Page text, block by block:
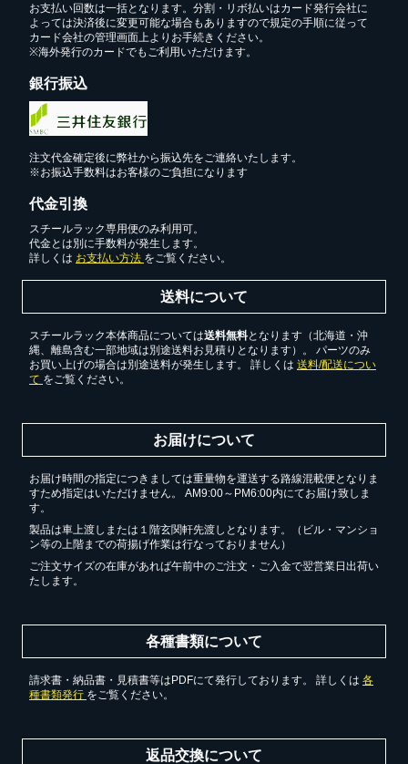
お支払い回数は一括となります。分割・リボ払いはカード発行会社に
よっては決済後に変更可能な場合もありますので規定の手順に従って
カード会社の管理画面上よりお手続きください。
※海外発行のカードでもご利用いただけます。
銀行振込
注文代金確定後に弊社から振込先をご連絡いたします。
※お振込手数料はお客様のご負担になります
代金引換
スチールラック専用便のみ利用可。
代金とは別に手数料が発生します。
詳しくは お支払い方法 をご覧ください。
送料について
スチールラック本体商品については送料無料となります（北海道・沖
縄、離島含む一部地域は別途送料お見積りとなります）。 パーツのみ
お買い上げの場合は別途送料が発生します。 詳しくは 送料/配送につい
て をご覧ください。
お届けについて
お届け時間の指定につきましては重量物を運送する路線混載便となりま
すため指定はいただけません。 AM9:00～PM6:00内にてお届け致しま
す。
製品は車上渡しまたは１階玄関軒先渡しとなります。（ビル・マンショ
ン等の上階までの荷揚げ作業は行なっておりません）
ご注文サイズの在庫があれば午前中のご注文・ご入金で翌営業日出荷い
たします。
各種書類について
請求書・納品書・見積書等はPDFにて発行しております。 詳しくは 各
種書類発行 をご覧ください。
返品交換について
スチールラック3台以上の場合、見積書にてお値引き保証い
たします！
ます(安心保証付き)